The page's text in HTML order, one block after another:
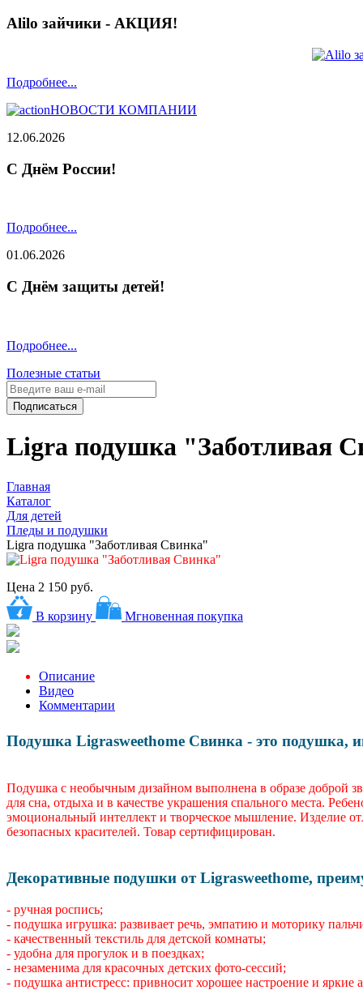
Alilo зайчики - АКЦИЯ!
Подробнее...
НОВОСТИ КОМПАНИИ
12.06.2026
С Днём России!
Подробнее...
01.06.2026
С Днём защиты детей!
Подробнее...
Полезные статьи
Подписаться
Ligra подушка "Заботливая
Главная
Каталог
Для детей
Пледы и подушки
Ligra подушка "Заботливая Свинка"
Цена 2 150 руб.
В корзину Мгновенная покупка
Описание
Видео
Комментарии
Подушка Ligrasweethome Свинка - это подушка,
Подушка с необычным дизайном выполнена в образе доброй
для сна, отдыха и в качестве украшения спального места.
эмоциональный интеллект и творческое мышление. Изделие
безопасных красителей. Товар сертифицирован.
Декоративные подушки от Ligrasweethome,
- ручная роспись;
- подушка игрушка: развивает речь, эмпатию и моторику
- качественный текстиль для детской комнаты;
- удобна для прогулок и в поездках;
- незаменима для красочных детских фото-сессий;
- подушка антистресс: привносит хорошее настроение и яркие